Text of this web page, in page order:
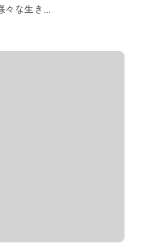
な生き...